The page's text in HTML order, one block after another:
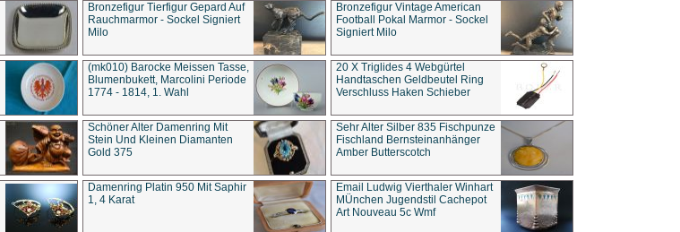
Bronzefigur Tierfigur Gepard Auf
Rauchmarmor - Sockel Signiert
Milo
Bronzefigur Vintage American
Football Pokal Marmor - Sockel
Signiert Milo
(mk010) Barocke Meissen Tasse,
Blumenbukett, Marcolini Periode
1774 - 1814, 1. Wahl
20 X Triglides 4 Webgürtel
Handtaschen Geldbeutel Ring
Verschluss Haken Schieber
Schöner Alter Damenring Mit
Stein Und Kleinen Diamanten
Gold 375
Sehr Alter Silber 835 Fischpunze
Fischland Bernsteinanhänger
Amber Butterscotch
Damenring Platin 950 Mit Saphir
1, 4 Karat
Email Ludwig Vierthaler Winhart
MÜnchen Jugendstil Cachepot
Art Nouveau 5c Wmf